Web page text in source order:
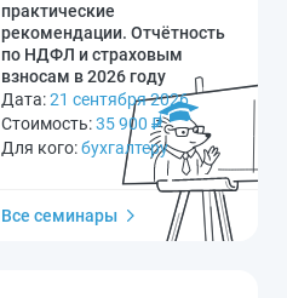
практические
рекомендации. Отчётность
по НДФЛ и страховым
взносам в 2026 году
Дата:21 сентября 2026
Стоимость:35 900 ₽
Для кого:бухгалтеру
Все семинары